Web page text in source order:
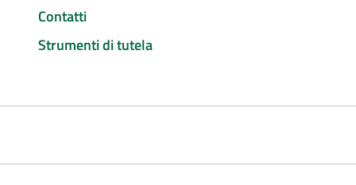
Contatti
Strumenti di tutela